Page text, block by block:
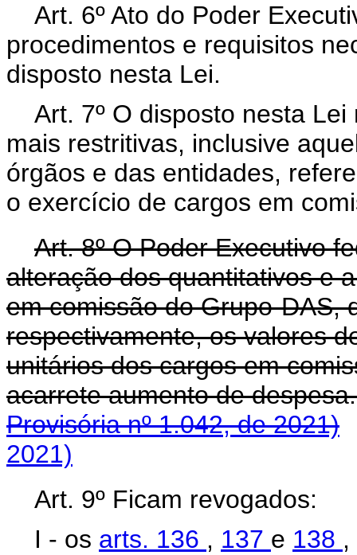
Art. 6º Ato do Poder
procedimentos e requisitos
disposto nesta Lei.
Art. 7º O disposto nesta
mais restritivas, inclusive
órgãos e das entidades,
o exercício de cargos em
Art. 8º O Poder Executivo
alteração dos quantitativos e
em comissão do Grupo-DAS,
respectivamente, os valores
unitários dos cargos em
acarrete aumento de
Provisória nº 1.042, de 2021)
2021)
Art. 9º Ficam revogados:
I - os arts. 136 , 137 e 138